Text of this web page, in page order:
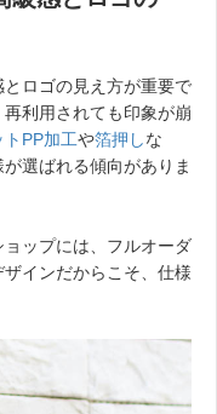
ロゴの見え方が重要で
利用されても印象が崩
トPP加工や箔押しな
選ばれる傾向がありま
ップには、フルオーダ
インだからこそ、仕様